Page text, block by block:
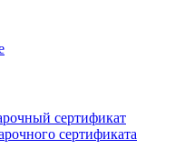
сертификат